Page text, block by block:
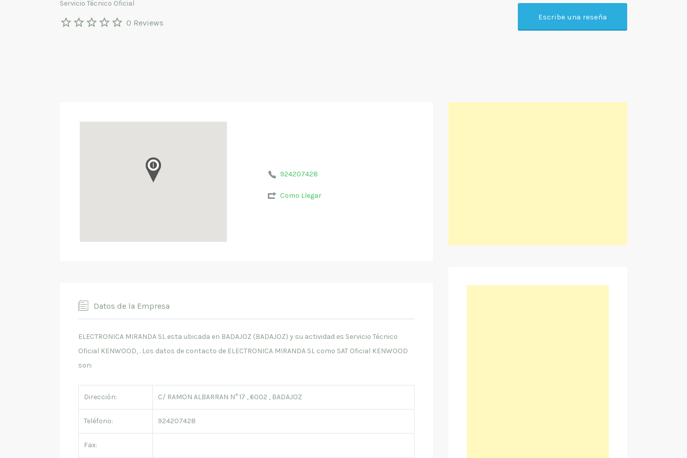
Servicio Técnico Oficial
0 Reviews
Escribe una reseña
924207428
Como Llegar
Datos de la Empresa
ELECTRONICA MIRANDA SL esta ubicada en BADAJOZ (BADAJOZ) y su actividad es Servicio Técnico
Oficial KENWOOD, . Los datos de contacto de ELECTRONICA MIRANDA SL como SAT Oficial KENWOOD
son:
Dirección: C/ RAMON ALBARRAN N° 17 , 6002 , BADAJOZ
Teléfono: 924207428
Fax: